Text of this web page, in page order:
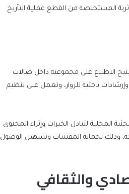
المستخلصة من القطع عملية التأريخ
الاطلاع على مجموعته داخل صالات
باحثية للزوار، وتعمل على تنظيم
المحلية لتبادل الخبرات وإثراء المحتوى
وذلك لحماية المقتنيات وتسهيل الوصول
والثقافي